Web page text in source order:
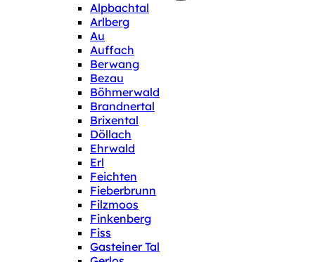
Alpbachtal
Arlberg
Au
Auffach
Berwang
Bezau
Böhmerwald
Brandnertal
Brixental
Döllach
Ehrwald
Erl
Feichten
Fieberbrunn
Filzmoos
Finkenberg
Fiss
Gasteiner Tal